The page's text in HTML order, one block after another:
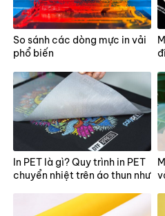
So sánh các dòng mực in vải
phổ biến
In PET là gì? Quy trình in PET
chuyển nhiệt trên áo thun như